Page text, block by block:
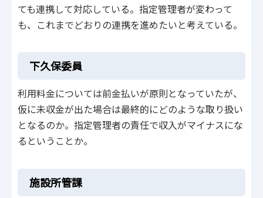
ても連携して対応している。指定管理者が変わって
も、これまでどおりの連携を進めたいと考えている。
下久保委員
利用料金については前金払いが原則となっていたが、
仮に未収金が出た場合は最終的にどのような取り扱い
となるのか。指定管理者の責任で収入がマイナスにな
るということか。
施設所管課